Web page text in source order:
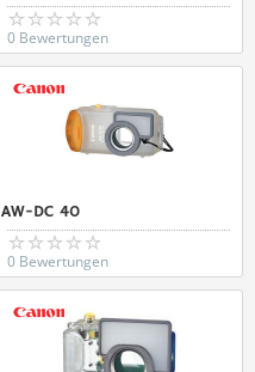
0 Bewertungen
AW-DC 40
0 Bewertungen